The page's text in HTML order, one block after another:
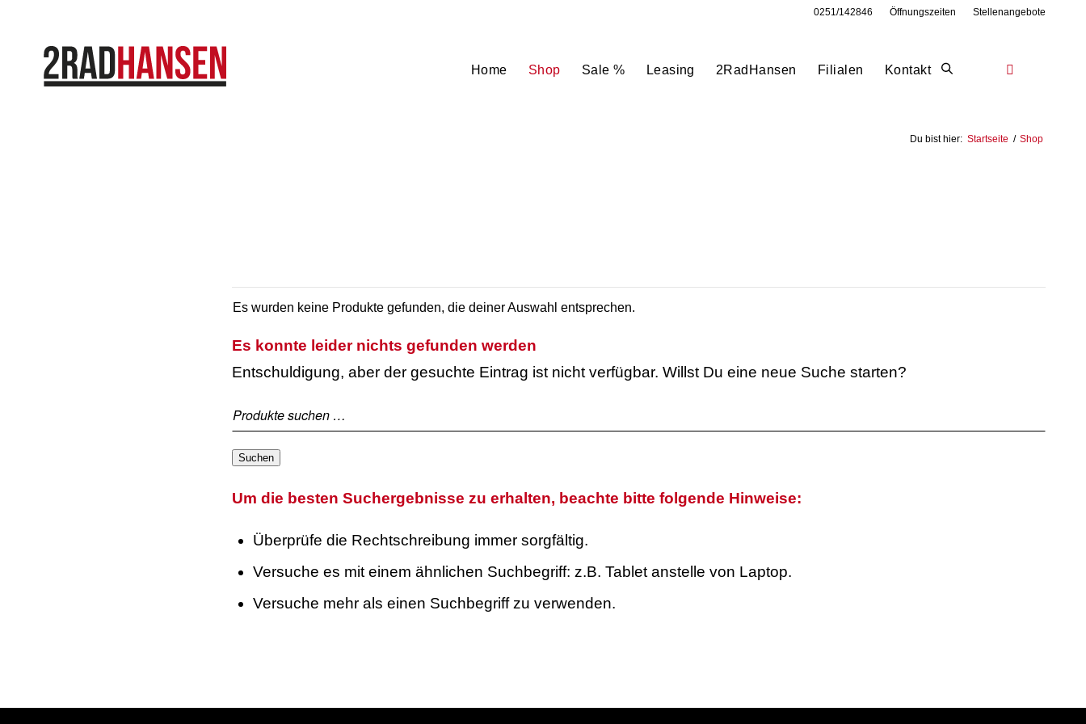
0251/142846 Öffnungszeiten Stellenangebote
Home Shop Sale % Leasing 2RadHansen Filialen Kontakt
Du bist hier: Startseite / Shop
Es wurden keine Produkte gefunden, die deiner Auswahl entsprechen.
Es konnte leider nichts gefunden werden
Entschuldigung, aber der gesuchte Eintrag ist nicht verfügbar. Willst Du eine neue Suche starten?
Suchen
Um die besten Suchergebnisse zu erhalten, beachte bitte folgende Hinweise:
Überprüfe die Rechtschreibung immer sorgfältig.
Versuche es mit einem ähnlichen Suchbegriff: z.B. Tablet anstelle von Laptop.
Versuche mehr als einen Suchbegriff zu verwenden.